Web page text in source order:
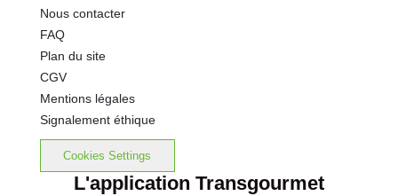
Nous contacter
FAQ
Plan du site
CGV
Mentions légales
Signalement éthique
Cookies Settings
L'application Transgourmet